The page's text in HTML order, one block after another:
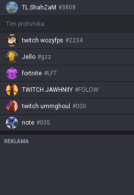
TL ShahZaM #3808
Tim protivnika
twitch wozyfps #2234
Jello #gzz
fortnite #LFT
TWITCH JAWHNIIY #FOLOW
twitch ummghoul #000
note #005
REKLAMA